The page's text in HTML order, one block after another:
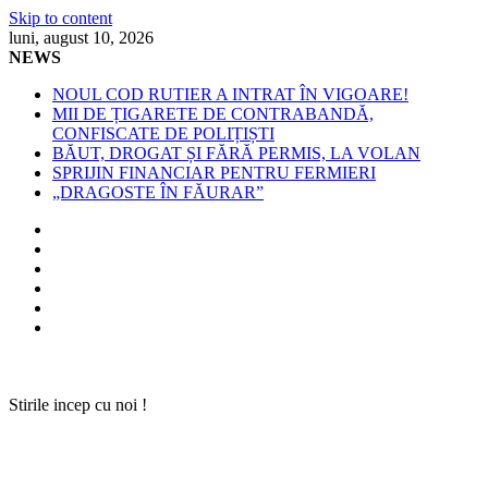
Skip to content
luni, august 10, 2026
NEWS
NOUL COD RUTIER A INTRAT ÎN VIGOARE!
MII DE ȚIGARETE DE CONTRABANDĂ,
CONFISCATE DE POLIȚIȘTI
BĂUT, DROGAT ȘI FĂRĂ PERMIS, LA VOLAN
SPRIJIN FINANCIAR PENTRU FERMIERI
„DRAGOSTE ÎN FĂURAR”
Stirile incep cu noi !